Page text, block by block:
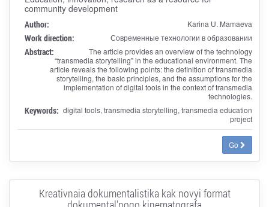
community development
Author: Karina U. Mamaeva
Work direction: Современные технологии в образовании
Abstract:
The article provides an overview of the technology
“transmedia storytelling" in the educational environment. The
article reveals the following points: the definition of transmedia
storytelling, the basic principles, and the assumptions for the
implementation of digital tools in the context of transmedia
technologies.
Keywords: digital tools, transmedia storytelling, transmedia education
project
Go
Kreativnaia dokumentalistika kak novyi format